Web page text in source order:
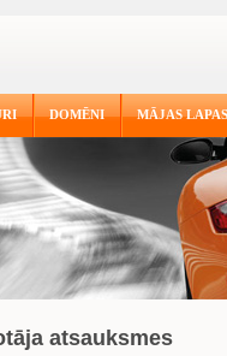
DOMĒNI MĀJAS LAPAS
atsauksmes